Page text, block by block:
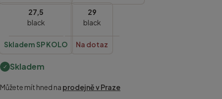
27,5
black
Skladem SP KOLO
29
black
Na dotaz
Skladem
Můžete mít hned na prodejně v Praze